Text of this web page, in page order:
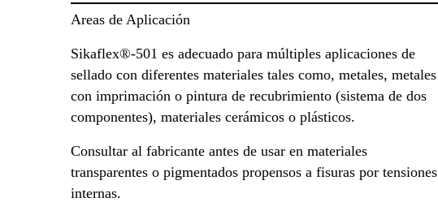
Areas de Aplicación
Sikaflex®-501 es adecuado para múltiples aplicaciones de
sellado con diferentes materiales tales como, metales, metales
con imprimación o pintura de recubrimiento (sistema de dos
componentes), materiales cerámicos o plásticos.
Consultar al fabricante antes de usar en materiales
transparentes o pigmentados propensos a fisuras por tensiones
internas.